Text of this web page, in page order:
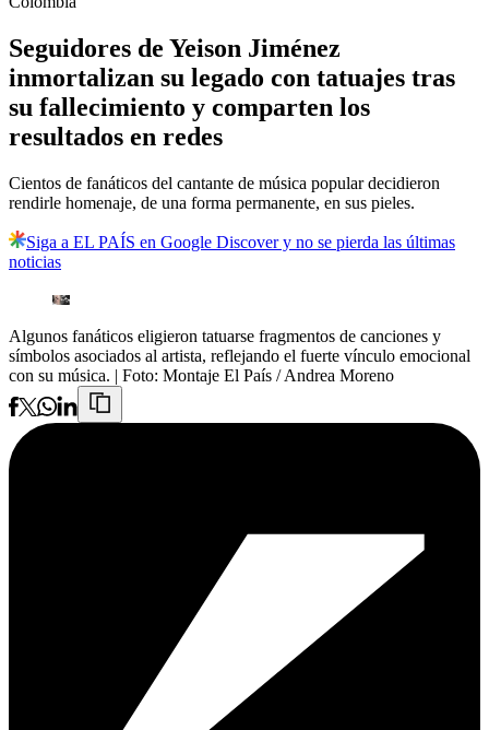
Seguidores de Yeison Jiménez
inmortalizan su legado con tatuajes tras
su fallecimiento y comparten los
resultados en redes
Cientos de fanáticos del cantante de música popular decidieron
rendirle homenaje, de una forma permanente, en sus pieles.
Siga a EL PAÍS en Google Discover y no se pierda las últimas
noticias
Algunos fanáticos eligieron tatuarse fragmentos de canciones y
símbolos asociados al artista, reflejando el fuerte vínculo emocional
con su música. | Foto: Montaje El País / Andrea Moreno